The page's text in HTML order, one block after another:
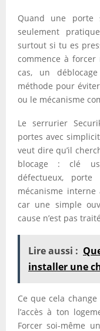
Quand une porte
seulement
surtout si tu es
commence à
cas, un
méthode pour
ou le mécanisme
Le serrurier
portes avec
veut dire qu’il
blocage : clé
défectueux,
mécanisme
car une simple
cause n’est pas
Lire aussi :
installer une
Ce que cela
l’accès à ton
Forcer soi-même